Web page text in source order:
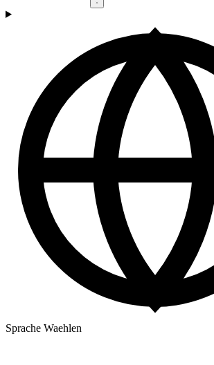
Sprache Waehlen